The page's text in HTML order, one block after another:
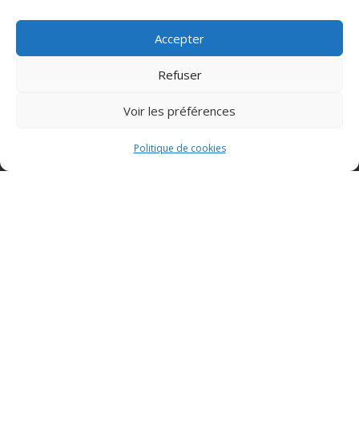
Accepter
Refuser
Voir les préférences
Politique de cookies
Téléphone : 04 68 05 63 98